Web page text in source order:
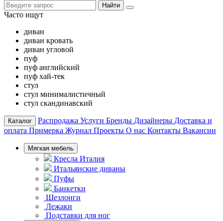
Найти
Часто ищут
диван
диван кровать
диван угловой
пуф
пуф английский
пуф хай-тек
стул
стул минималистичный
стул скандинавский
Каталог Распродажа Услуги Бренды Дизайнеры Доставка и
оплата Примерка Журнал Проекты О нас Контакты Вакансии
Мягкая мебель
Кресла Италия
Итальянские диваны
Пуфы
Банкетки
Шезлонги
Лежаки
Подставки для ног